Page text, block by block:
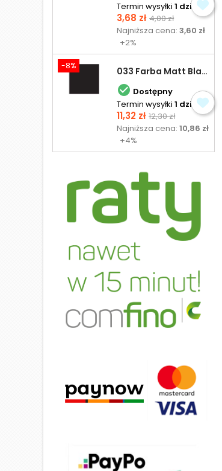
Termin wysyłki 1 dzień
Cena
3,68 zł Cena
podstawowa
4,00 zł
Najniższa cena:3,60 zł
+2%
-8% 033 Farba Matt Black - olejna
 Dostępny
Termin wysyłki 1 dzień
Cena
11,32 zł Cena
podstawowa
12,30 zł
Najniższa cena:10,86 zł
+4%